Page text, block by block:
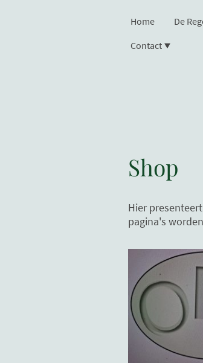
Home De
Contact
Shop
Hier
pagina's